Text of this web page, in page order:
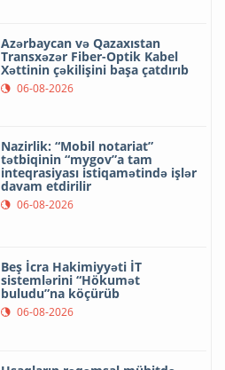
Azərbaycan və Qazaxıstan
Transxəzər Fiber-Optik Kabel
Xəttinin çəkilişini başa çatdırıb
06-08-2026
Nazirlik: “Mobil notariat”
tətbiqinin “mygov”a tam
inteqrasiyası istiqamətində işlər
davam etdirilir
06-08-2026
Beş İcra Hakimiyyəti İT
sistemlərini “Hökumət
buludu”na köçürüb
06-08-2026